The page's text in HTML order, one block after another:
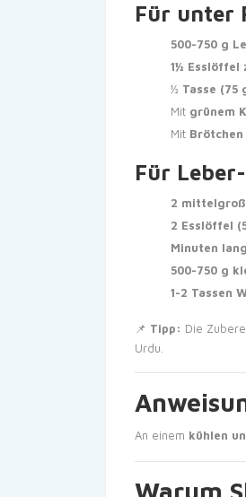
Für unter
500-750 g
1½ Esslöffel
½ Tasse (75
Mit grünem
Mit
Für
2
2 Esslöffel
Minuten lang
500-750 g
1-2 Tassen
📌 Tipp: Die
Urdu.
An einem kühlen